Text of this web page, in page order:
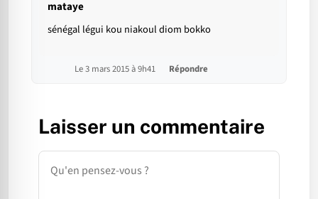
mataye
sénégal légui kou niakoul diom bokko
Le 3 mars 2015 à 9h41 Répondre
Laisser un commentaire
Commentaire